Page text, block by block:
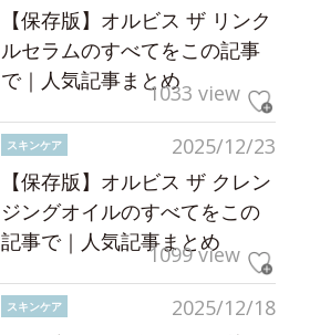
【保存版】オルビス ザ リンク
ルセラムのすべてをこの記事
で｜人気記事まとめ1033 view
2025/12/23
スキンケア
【保存版】オルビス ザ クレン
ジングオイルのすべてをこの
記事で｜人気記事まとめ
1099 view
2025/12/18
スキンケア